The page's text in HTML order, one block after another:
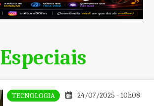
Especiais
TECNOLOGIA 24/07/2025 - 10h08